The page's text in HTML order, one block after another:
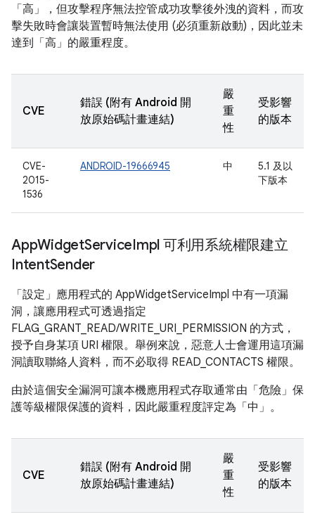
「高」，但攻擊程序無法控管成功攻擊後外洩的資料，而攻
擊失敗時會讓裝置暫時無法使用 (必須重新啟動)，因此並未
達到「高」的嚴重程度。
CVE
錯誤 (附有 Android 開
放原始碼計畫連結)
嚴
重
性
受影響
的版本
CVE-
2015-
1536
ANDROID-19666945 中
5.1 及以
下版本
AppWidgetServiceImpl 可利用系統權限建立
IntentSender
「設定」應用程式的 AppWidgetServiceImpl 中有一項漏
洞，讓應用程式可透過指定
FLAG_GRANT_READ/WRITE_URI_PERMISSION 的方式，
授予自身某項 URI 權限。舉例來說，惡意人士會運用這項漏
洞讀取聯絡人資料，而不必取得 READ_CONTACTS 權限。
由於這個安全漏洞可讓本機應用程式存取通常由「危險」保
護等級權限保護的資料，因此嚴重程度評定為「中」。
CVE
錯誤 (附有 Android 開
放原始碼計畫連結)
嚴
重
性
受影響
的版本